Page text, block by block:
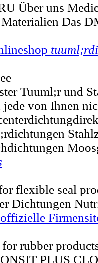
Über uns
Materialien Das
Tuuml;r und
von Ihnen
flexible seal
Dichtungen
rubber
PLUS